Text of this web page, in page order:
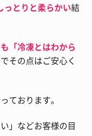
っとりと柔らかい結
「冷凍とはわから
その点はご安心く
ております。
」などお客様の目